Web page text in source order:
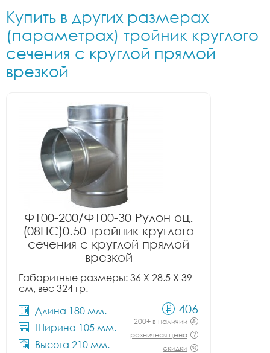
Купить в других размерах
(параметрах) тройник круглого
сечения с круглой прямой
врезкой
Ф100-200/Ф100-30 Рулон оц.
(08ПС)0.50 тройник круглого
сечения с круглой прямой
врезкой
Габаритные размеры: 36 X 28.5 X 39
см, вес 324 гр.
Длина 180 мм.
Ширина 105 мм.
Высота 210 мм.
406
200+ в наличии
розничная цена
скидки